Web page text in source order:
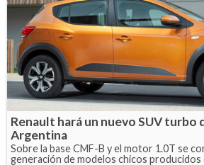
Renault hará un nuevo SUV turbo
Argentina
Sobre la base CMF-B y el motor 1.0T se
generación de modelos chicos producidos